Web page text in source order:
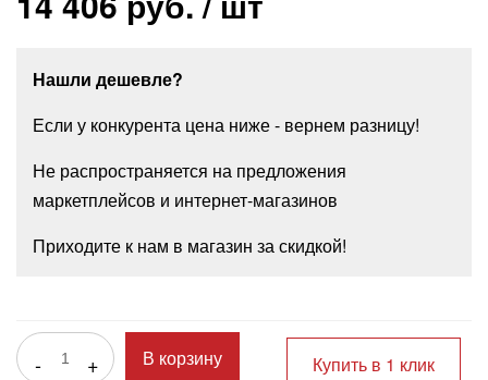
Нашли дешевле?
Если у конкурента цена ниже - вернем разницу!
Не распространяется на предложения
маркетплейсов и интернет-магазинов
Приходите к нам в магазин за скидкой!
- + В корзину Купить в 1 клик